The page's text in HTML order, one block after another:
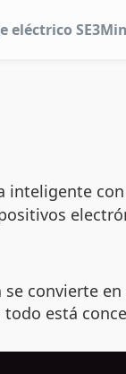
eléctrico
inteligente
convierte
está